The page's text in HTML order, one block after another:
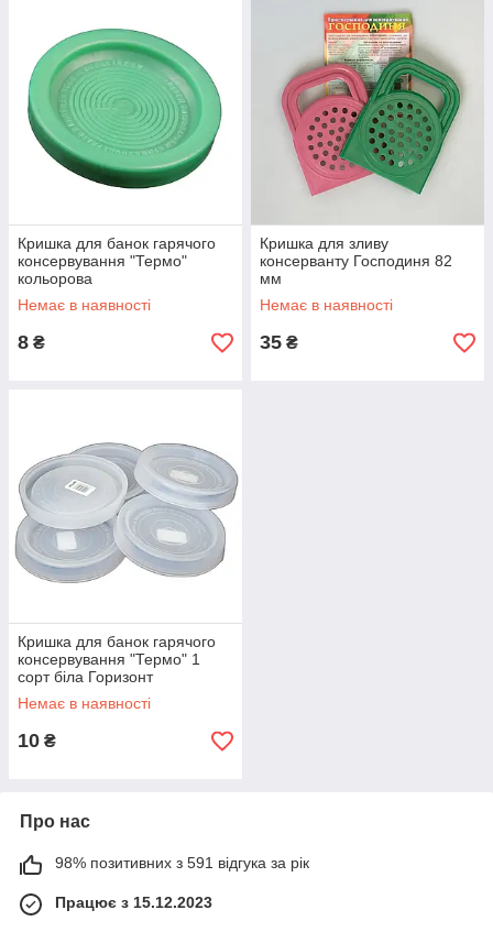
Кришка для банок гарячого
консервування "Термо"
кольорова
Немає в наявності
8 ₴
Кришка для зливу
консерванту Господиня 82
мм
Немає в наявності
35 ₴
Кришка для банок гарячого
консервування "Термо" 1
сорт біла Горизонт
Немає в наявності
10 ₴
Про нас
98% позитивних з 591 відгука за рік
Працює з 15.12.2023